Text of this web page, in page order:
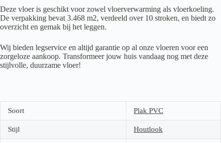
Deze vloer is geschikt voor zowel vloerverwarming als vloerkoeling.
De verpakking bevat 3.468 m2, verdeeld over 10 stroken, en biedt zo
overzicht en gemak bij het leggen.
Wij bieden legservice en altijd garantie op al onze vloeren voor een
zorgeloze aankoop. Transformeer jouw huis vandaag nog met deze
stijlvolle, duurzame vloer!
Soort Plak PVC
Stijl Houtlook